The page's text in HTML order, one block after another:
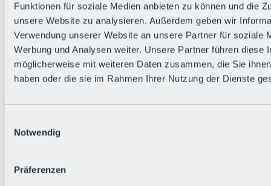
Funktionen für soziale Medien anbieten zu können und die
unsere Website zu analysieren. Außerdem geben wir
Verwendung unserer Website an unsere Partner für soziale
Werbung und Analysen weiter. Unsere Partner führen diese
möglicherweise mit weiteren Daten zusammen, die Sie
haben oder die sie im Rahmen Ihrer Nutzung der Dienste
Notwendig
Präferenzen
Urlaubsregion